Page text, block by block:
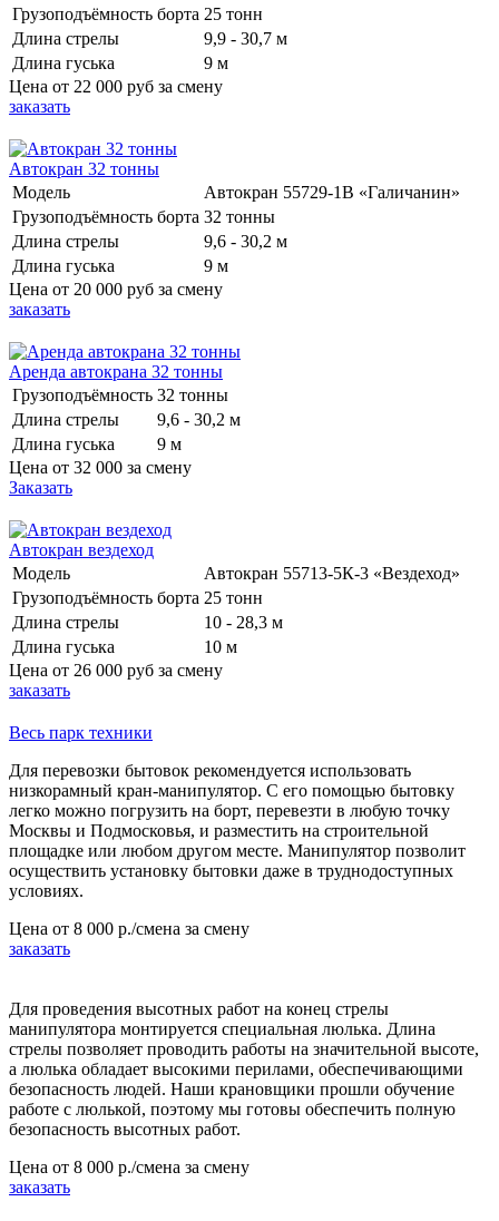
Грузоподъёмность борта 25 тонн
Длина стрелы
9,9 - 30,7 м
Длина гуська
9 м
Цена от 22 000 руб за смену
заказать
Автокран 32 тонны
Модель
Автокран 55729-1В «Галичанин»
Грузоподъёмность борта 32 тонны
Длина стрелы
9,6 - 30,2 м
Длина гуська
9 м
Цена от 20 000 руб за смену
заказать
Аренда автокрана 32 тонны
Грузоподъёмность 32 тонны
Длина стрелы
9,6 - 30,2 м
Длина гуська
9 м
Цена от 32 000 за смену
Заказать
Автокран вездеход
Модель
Автокран 55713-5К-3 «Вездеход»
Грузоподъёмность борта 25 тонн
Длина стрелы
10 - 28,3 м
Длина гуська
10 м
Цена от 26 000 руб за смену
заказать
Весь парк техники
Для перевозки бытовок рекомендуется использовать
низкорамный кран-манипулятор. С его помощью бытовку
легко можно погрузить на борт, перевезти в любую точку
Москвы и Подмосковья, и разместить на строительной
площадке или любом другом месте. Манипулятор позволит
осуществить установку бытовки даже в труднодоступных
условиях.
Цена от 8 000 р./смена за смену
заказать
Для проведения высотных работ на конец стрелы
манипулятора монтируется специальная люлька. Длина
стрелы позволяет проводить работы на значительной высоте,
а люлька обладает высокими перилами, обеспечивающими
безопасность людей. Наши крановщики прошли обучение
работе с люлькой, поэтому мы готовы обеспечить полную
безопасность высотных работ.
Цена от 8 000 р./смена за смену
заказать